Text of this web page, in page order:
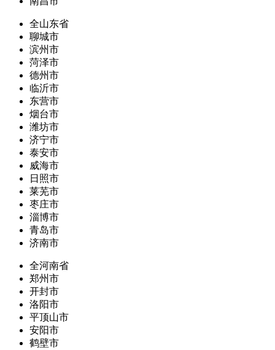
全山东省
聊城市
滨州市
菏泽市
德州市
临沂市
东营市
烟台市
潍坊市
济宁市
泰安市
威海市
日照市
莱芜市
枣庄市
淄博市
青岛市
济南市
全河南省
郑州市
开封市
洛阳市
平顶山市
安阳市
鹤壁市